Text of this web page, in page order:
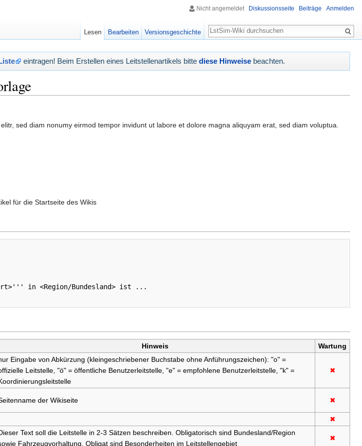
eintragen! Beim Erstellen eines Leitstellenartikels bitte diese Hinweise beachten.
sed diam nonumy eirmod tempor invidunt ut labore et dolore magna aliquyam erat, sed diam voluptua.
für die Startseite des Wikis
in <Region/Bundesland> ist ...
Hinweis Wartung
Eingabe von Abkürzung (kleingeschriebener Buchstabe ohne Anführungszeichen): "o" =
Leitstelle, "ö" = öffentliche Benutzerleitstelle, "e" = empfohlene Benutzerleitstelle, "k" =
✖
der Wikiseite ✖
✖
Text soll die Leitstelle in 2-3 Sätzen beschreiben. Obligatorisch sind Bundesland/Region
Fahrzeugvorhaltung. Obligat sind Besonderheiten im Leitstellengebiet
✖
Nicht angemeldet Diskussionsseite Beiträge Anmelden
Lesen Bearbeiten Versionsgeschichte
Suche